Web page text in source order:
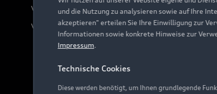
Verträge kündigen
Vertrag widerrufen
und die Nutzung zu analysieren sowie auf Ihre
akzeptieren" erteilen Sie Ihre Einwilligung zur
Informationen sowie konkrete Hinweise zur
Impressum.
Technische Cookies
Diese werden benötigt, um Ihnen grundlegende